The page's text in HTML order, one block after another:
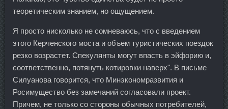
теоретическим знанием, но ощущением.
Я просто нисколько не сомневаюсь, что с введением
этого Керченского моста и объем туристических поездок
резко возрастет. Спекулянты могут впасть в эйфорию и,
соответственно, потянуть котировки наверх". В письме
Силуанова говорится, что Минэкономразвития и
Росимущество без замечаний согласовали проект.
Причем, не только со стороны обычных потребителей,